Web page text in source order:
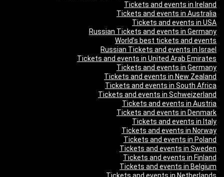
Tickets and events in Ireland
Tickets and events in Australia
Tickets and events in USA
Russian Tickets and events in Germany
World’s best tickets and events
Russian Tickets and events in Israel
Tickets and events in United Arab Emirates
Tickets and events in Germany
Tickets and events in New Zealand
Tickets and events in South Africa
Tickets and events in Schweizerland
Tickets and events in Austria
Tickets and events in Denmark
Tickets and events in Italy
Tickets and events in Norway
Tickets and events in Poland
Tickets and events in Sweden
Tickets and events in Finland
Tickets and events in Belgium